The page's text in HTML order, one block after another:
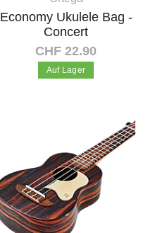
Economy Ukulele Bag -
Concert
CHF 22.90
Auf Lager